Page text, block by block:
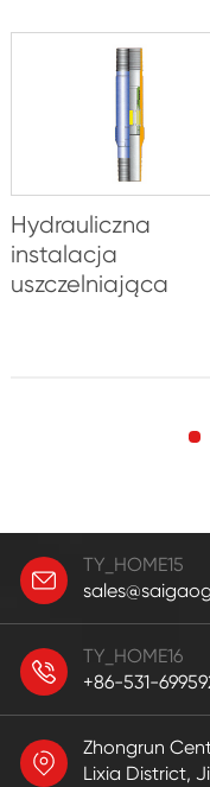
Hydrauliczna
instalacja
uszczelniająca
TY_HOME15
TY_HOME16
+86-531-
Zhongrun
Lixia District,